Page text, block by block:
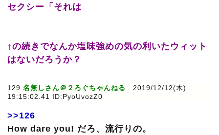
セクシー「それは
↑の続きでなんか塩味強めの気の利いたウィット
はないだろうか？
129:名無しさん＠２ろぐちゃんねる : 2019/12/12(木)
19:15:02.41 ID:PyoUvozZ0
>>126
How dare you! だろ、流行りの。